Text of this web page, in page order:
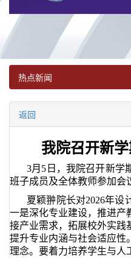
热点新闻
返回
我院召开新
3月5日，我院召开新学
班子成员及全体教师参加会
夏颖翀院长对2026年设
一是深化专业建设，推进产
接产业需求，拓展校外实践
提升专业内涵与社会适应性
理念。要着力培养学生与人